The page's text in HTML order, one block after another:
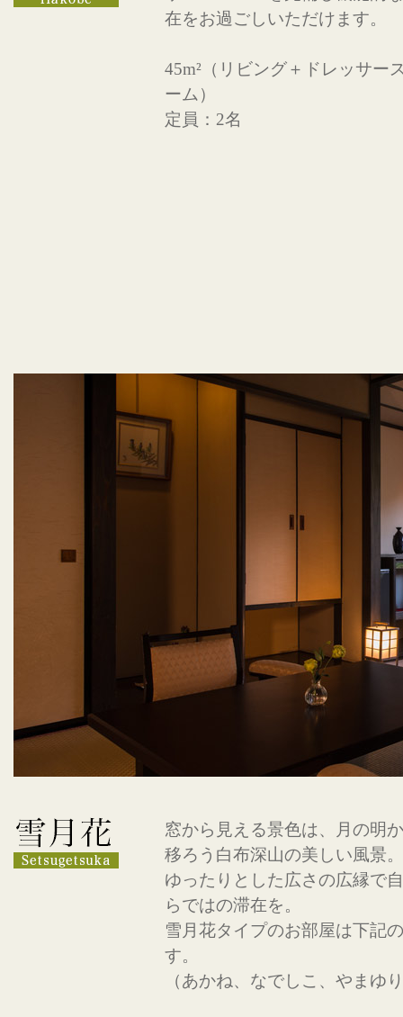
在をお過ごしいただけます。
45m²（リビング＋ドレッサー
ーム）
定員：2名
窓から見える景色は、月の明
移ろう白布深山の美しい風景。
ゆったりとした広さの広縁で
らではの滞在を。
雪月花タイプのお部屋は下記
す。
（あかね、なでしこ、やまゆ